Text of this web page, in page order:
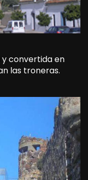
convertida en
las troneras.